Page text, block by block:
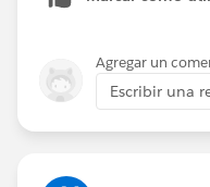
Agregar un
Escribir una